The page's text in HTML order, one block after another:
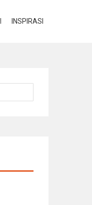
INSPIRASI